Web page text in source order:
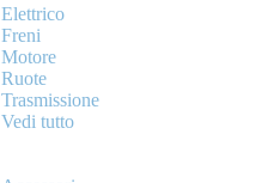
Elettrico
Freni
Motore
Ruote
Trasmissione
Vedi tutto